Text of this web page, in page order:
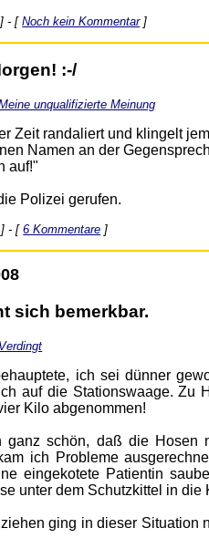
] - [Noch kein Kommentar]
:-/
unqualifizierte Meinung
Zeit randaliert und klingelt
Namen an der
auf!"
Polizei gerufen.
] - [6 Kommentare ]
sich bemerkbar.
Verdingt
ich sei dünner
auf die Stationswaage. Zu
Kilo abgenommen!
ganz schön, daß die Hosen
ich Probleme
eingekotete Patientin
unter dem Schutzkittel in die
ging in dieser Situation